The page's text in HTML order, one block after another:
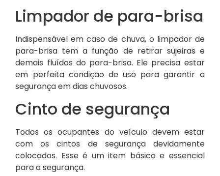
Limpador de para-brisa
Indispensável em caso de chuva, o limpador de
para-brisa tem a função de retirar sujeiras e
demais fluídos do para-brisa. Ele precisa estar
em perfeita condição de uso para garantir a
segurança em dias chuvosos.
Cinto de segurança
Todos os ocupantes do veículo devem estar
com os cintos de segurança devidamente
colocados. Esse é um item básico e essencial
para a segurança.